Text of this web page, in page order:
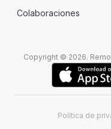
Colaboraciones
Copyright © 2026.
Política de